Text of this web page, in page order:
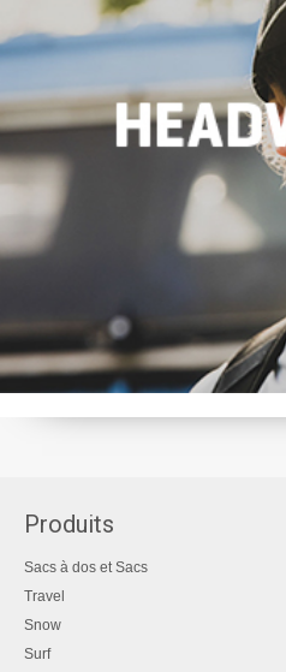
Produits
Sacs à dos et Sacs
Travel
Snow
Surf